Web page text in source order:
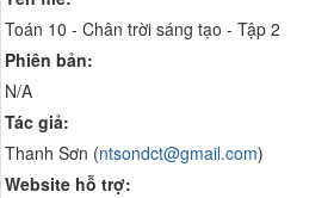
Toán 10 - Chân trời sáng tạo - Tập 2
Phiên bản:
N/A
Tác giả:
Thanh Sơn (ntsondct@gmail.com)
Website hỗ trợ: